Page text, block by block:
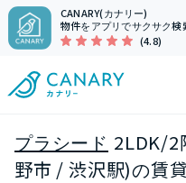
CANARY(カナリー)
物件をアプリでサクサク検
(4.8)
プラシード 2LDK/2
野市 / 渋沢駅)の賃貸